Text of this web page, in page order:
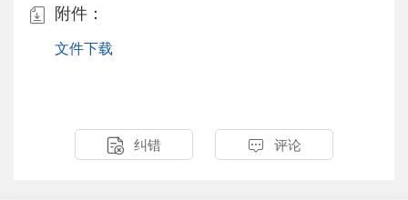
 附件：
文件下载
 纠错  评论